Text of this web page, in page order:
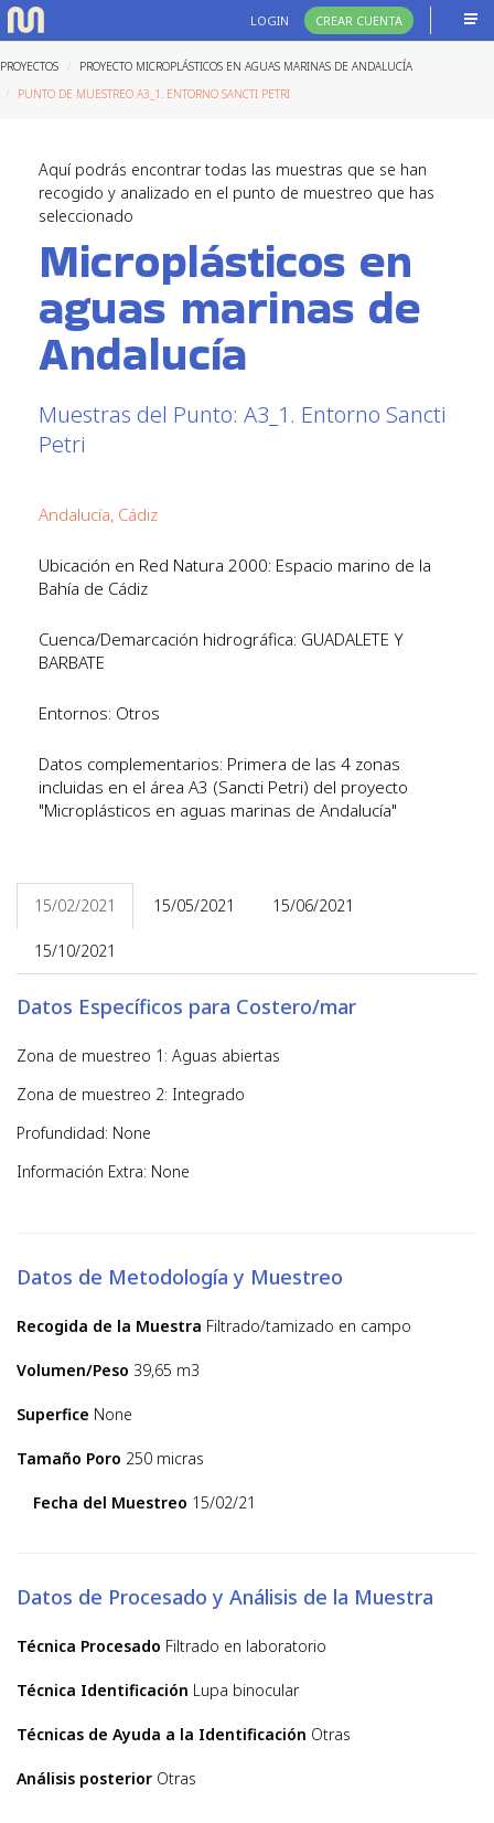
LOGIN CREAR CUENTA
PROYECTOS
PROYECTO MICROPLÁSTICOS EN AGUAS MARINAS DE ANDALUCÍA
PUNTO DE MUESTREO A3_1. ENTORNO SANCTI PETRI
Aquí podrás encontrar todas las muestras que se han
recogido y analizado en el punto de muestreo que has
seleccionado
Microplásticos en
aguas marinas de
Andalucía
Muestras del Punto: A3_1. Entorno Sancti
Petri
Andalucía, Cádiz
Ubicación en Red Natura 2000: Espacio marino de la
Bahía de Cádiz
Cuenca/Demarcación hidrográfica: GUADALETE Y
BARBATE
Entornos: Otros
Datos complementarios: Primera de las 4 zonas
incluidas en el área A3 (Sancti Petri) del proyecto
"Microplásticos en aguas marinas de Andalucía"
15/02/2021 15/05/2021 15/06/2021
15/10/2021
Datos Específicos para Costero/mar
Zona de muestreo 1: Aguas abiertas
Zona de muestreo 2: Integrado
Profundidad: None
Información Extra: None
Datos de Metodología y Muestreo
Recogida de la Muestra Filtrado/tamizado en campo
Volumen/Peso 39,65 m3
Superfice None
Tamaño Poro 250 micras
Fecha del Muestreo 15/02/21
Datos de Procesado y Análisis de la Muestra
Técnica Procesado Filtrado en laboratorio
Técnica Identificación Lupa binocular
Técnicas de Ayuda a la Identificación Otras
Análisis posterior Otras